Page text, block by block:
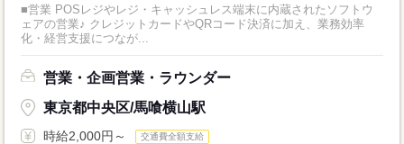
■営業 POSレジやレジ・キャッシュレス端末に内蔵されたソフトウ
ェアの営業♪ クレジットカードやQRコード決済に加え、業務効率
化・経営支援につなが...
営業・企画営業・ラウンダー
東京都中央区/馬喰横山駅
時給2,000円～ 交通費全額支給